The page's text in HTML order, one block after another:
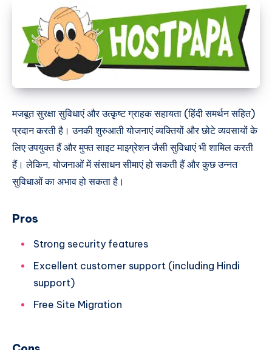
मजबूत सुरक्षा सुविधाएं और उत्कृष्ट ग्राहक सहायता (हिंदी समर्थन सहित)
प्रदान करती है। उनकी शुरुआती योजनाएं व्यक्तियों और छोटे व्यवसायों के
लिए उपयुक्त हैं और मुफ्त साइट माइग्रेशन जैसी सुविधाएं भी शामिल करती
हैं। लेकिन, योजनाओं में संसाधन सीमाएं हो सकती हैं और कुछ उन्नत
सुविधाओं का अभाव हो सकता है।
Pros
Strong security features
Excellent customer support (including Hindi
support)
Free Site Migration